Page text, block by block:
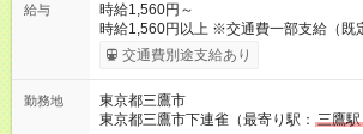
給与
時給1,560円～
時給1,560円以上 ※交通費一部支給（既
考慮して決定します 【収入例】 週1回勤務の場合：1,560円×8時
間×4回=4万9,920円 週3回勤務の場合：1,560円×8時間×12回
9,600円 【試用期間】試用期間あり 試用期間の長さ：2ヶ月
※ 雇用形態と給与に、本採用時と異なる
交通費別途支給あり
勤務地
東京都三鷹市
東京都三鷹市下連雀（最寄り駅： 三鷹駅